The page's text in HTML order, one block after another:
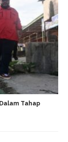
Tahap